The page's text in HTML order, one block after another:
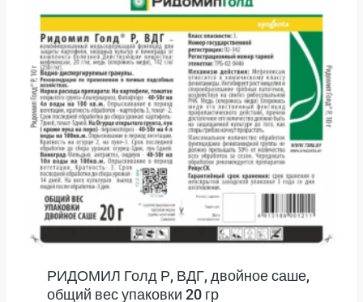
РИДОМИЛ Голд Р, ВДГ, двойное саше,
общий вес упаковки 20 гр